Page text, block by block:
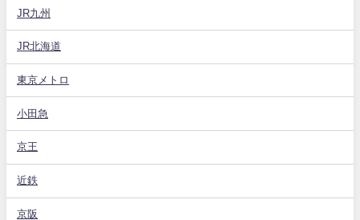
JR九州
JR北海道
東京メトロ
小田急
京王
近鉄
京阪